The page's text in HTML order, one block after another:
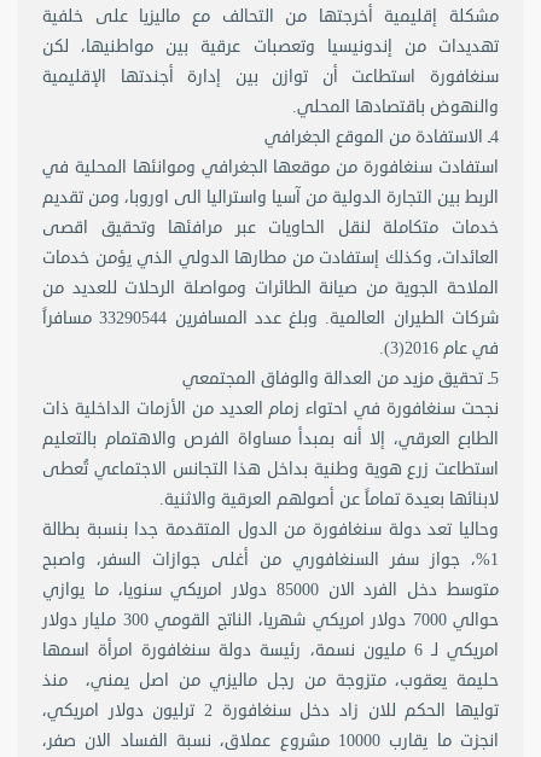
مشكلة إقليمية أخرجتها من التحالف مع ماليزيا على خلفية
تهديدات من إندونيسيا وتعصبات عرقية بين مواطنيها، لكن
سنغافورة استطاعت أن توازن بين إدارة أجندتها الإقليمية
والنهوض باقتصادها المحلي.
4ـ الاستفادة من الموقع الجغرافي
استفادت سنغافورة من موقعها الجغرافي وموانئها المحلية في
الربط بين التجارة الدولية من آسيا واستراليا الى اوروبا، ومن تقديم
خدمات متكاملة لنقل الحاويات عبر مرافئها وتحقيق اقصى
العائدات، وكذلك إستفادت من مطارها الدولي الذي يؤمن خدمات
الملاحة الجوية من صيانة الطائرات ومواصلة الرحلات للعديد من
شركات الطيران العالمية. وبلغ عدد المسافرين 33290544 مسافراً
في عام 2016(3).
5ـ تحقيق مزيد من العدالة والوفاق المجتمعي
نجحت سنغافورة في احتواء زمام العديد من الأزمات الداخلية ذات
الطابع العرقي، إلا أنه بمبدأ مساواة الفرص والاهتمام بالتعليم
استطاعت زرع هوية وطنية بداخل هذا التجانس الاجتماعي تُعطى
لابنائها بعيدة تماماً عن أصولهم العرقية والاثنية.
وحاليا تعد دولة سنغافورة من الدول المتقدمة جدا بنسبة بطالة
1%، جواز سفر السنغافوري من أغلى جوازات السفر، واصبح
متوسط دخل الفرد الان 85000 دولار امريكي سنويا، ما يوازي
حوالي 7000 دولار امريكي شهريا، الناتج القومي 300 مليار دولار
امريكي لـ 6 مليون نسمة، رئيسة دولة سنغافورة امرأة اسمها
حليمة يعقوب، متزوجة من رجل ماليزي من اصل يمني، منذ
توليها الحكم للان زاد دخل سنغافورة 2 ترليون دولار امريكي،
انجزت ما يقارب 10000 مشروع عملاق، نسبة الفساد الان صفر،